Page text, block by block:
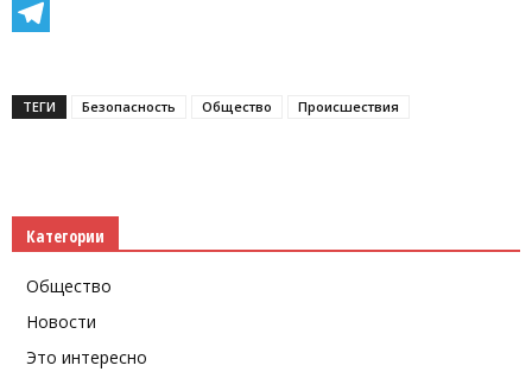
Facebook
ТЕГИ Безопасность Общество Происшествия
Категории
Общество
Новости
Это интересно